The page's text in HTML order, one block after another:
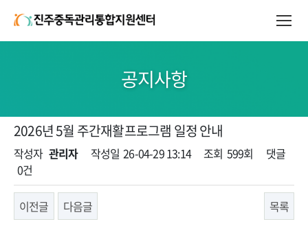
공지사항
2026년 5월 주간재활프로그램 일정 안내
페이지 정보
작성자 관리자 작성일 26-04-29 13:14 조회 599회
댓글
0건
이전글 다음글 목록